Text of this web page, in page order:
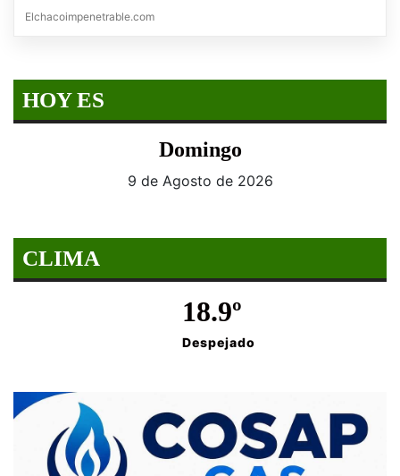
Elchacoimpenetrable.com
HOY ES
Domingo
9 de Agosto de 2026
CLIMA
18.9º
Despejado